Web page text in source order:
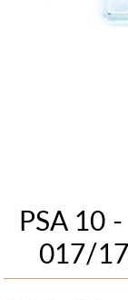
PSA 10
017/